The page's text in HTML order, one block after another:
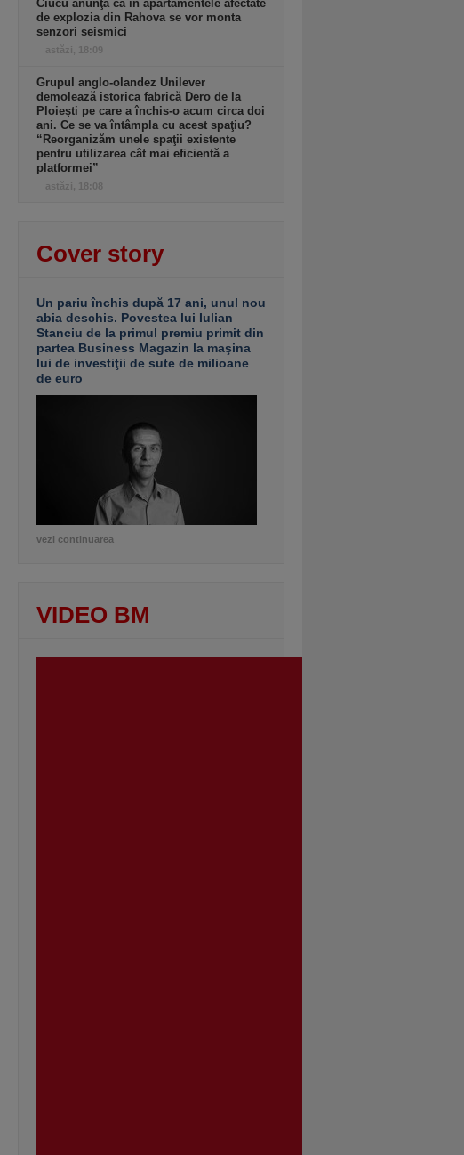
Ciucu anunţă că în apartamentele afectate
de explozia din Rahova se vor monta
senzori seismici
astăzi, 18:09
Grupul anglo-olandez Unilever
demolează istorica fabrică Dero de la
Ploieşti pe care a închis-o acum circa doi
ani. Ce se va întâmpla cu acest spaţiu?
“Reorganizăm unele spaţii existente
pentru utilizarea cât mai eficientă a
platformei”
astăzi, 18:08
Cover story
Un pariu închis după 17 ani, unul nou
abia deschis. Povestea lui Iulian
Stanciu de la primul premiu primit din
partea Business Magazin la maşina
lui de investiţii de sute de milioane
de euro
vezi continuarea
VIDEO BM